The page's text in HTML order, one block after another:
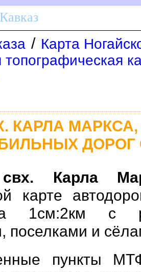
/ Карта
КАРЛА
ДОРОГ
Карла
карте
1см:2км с
поселками и
пункты